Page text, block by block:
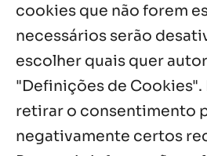
cookies que não forem
necessários serão
escolher quais quer
"Definições de
retirar o consentimento
negativamente certos
Notícias por Categoria
Próximos Eventos